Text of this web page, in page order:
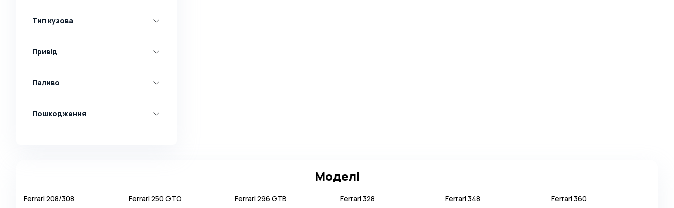
Abarth
AC
Acura
Adler
Alfa Romeo
Apal
Тип кузова
Привід
Паливо
Пошкодження
Моделі
Ferrari 208/308 Ferrari 250 GTO Ferrari 296 GTB Ferrari 328 Ferrari 348 Ferrari 360